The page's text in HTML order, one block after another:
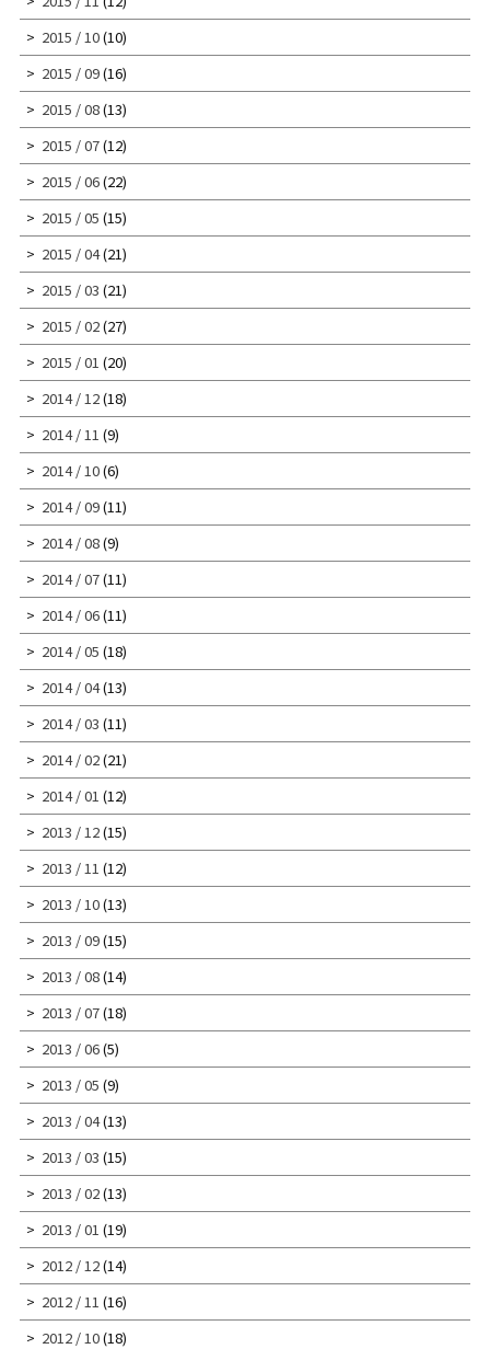
2015 / 10(10)
2015 / 09(16)
2015 / 08(13)
2015 / 07(12)
2015 / 06(22)
2015 / 05 (15)
2015 / 04(21)
2015 / 03 (21)
2015 / 02(27)
2015 / 01 (20)
2014 / 12(18)
2014 / 11 (9)
2014 / 10(6)
2014 / 09(11)
2014 / 08(9)
2014 / 07(11)
2014 / 06(11)
2014 / 05 (18)
2014 / 04(13)
2014 / 03 (11)
2014 / 02(21)
2014 / 01 (12)
2013 / 12(15)
2013 / 11 (12)
2013 / 10(13)
2013 / 09(15)
2013 / 08(14)
2013 / 07(18)
2013 / 06(5)
2013 / 05 (9)
2013 / 04(13)
2013 / 03 (15)
2013 / 02(13)
2013 / 01 (19)
2012 / 12(14)
2012 / 11 (16)
2012 / 10(18)